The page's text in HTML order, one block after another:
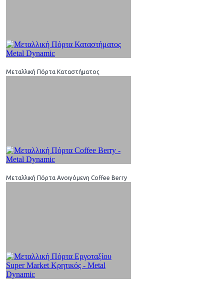
Μεταλλική Πόρτα Καταστήματος
Μεταλλική Πόρτα Ανοιγόμενη Coffee Berry